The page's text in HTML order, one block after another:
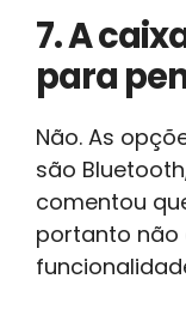
7. A
para
Não. As
são
comentou
portanto não